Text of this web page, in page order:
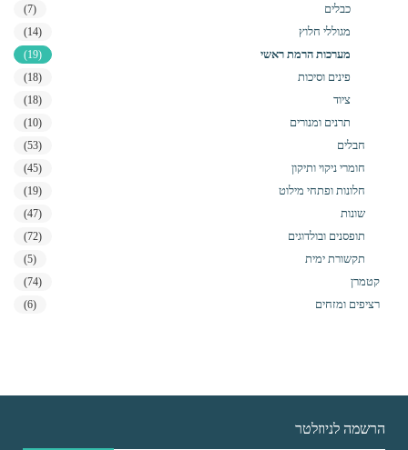
כבלים (7)
מגוללי חלוץ (14)
מערכות הרמת ראשי (19)
פינים וסיכות (18)
ציוד (18)
תרנים ומנורים (10)
חבלים (53)
חומרי ניקוי ותיקון (45)
חלונות ופתחי מילוט (19)
שונות (47)
תופסנים ובולדוגים (72)
תקשורת ימית (5)
קטמרן (74)
רציפים ומזחים (6)
הרשמה לניוזלטר